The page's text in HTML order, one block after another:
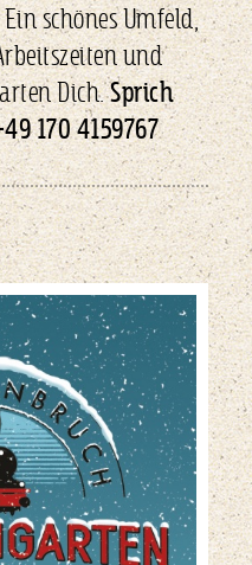
Ein schönes Umfeld,
und
Dich.Sprich
170 4159767